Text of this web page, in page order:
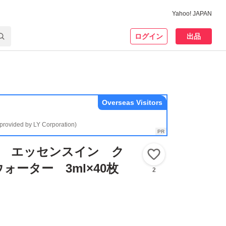
Yahoo! JAPAN
ログイン 出品
by LY Corporation)
Overseas Visitors
エッセンスイン ク
ォーター 3ml×40枚
2